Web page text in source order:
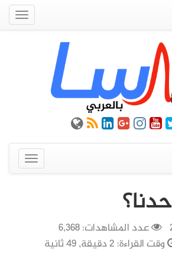
عرض
القائمة
عدد المشاهدات: 6,368
وقت القراءة: 2 دقيقة, 49 ثانية